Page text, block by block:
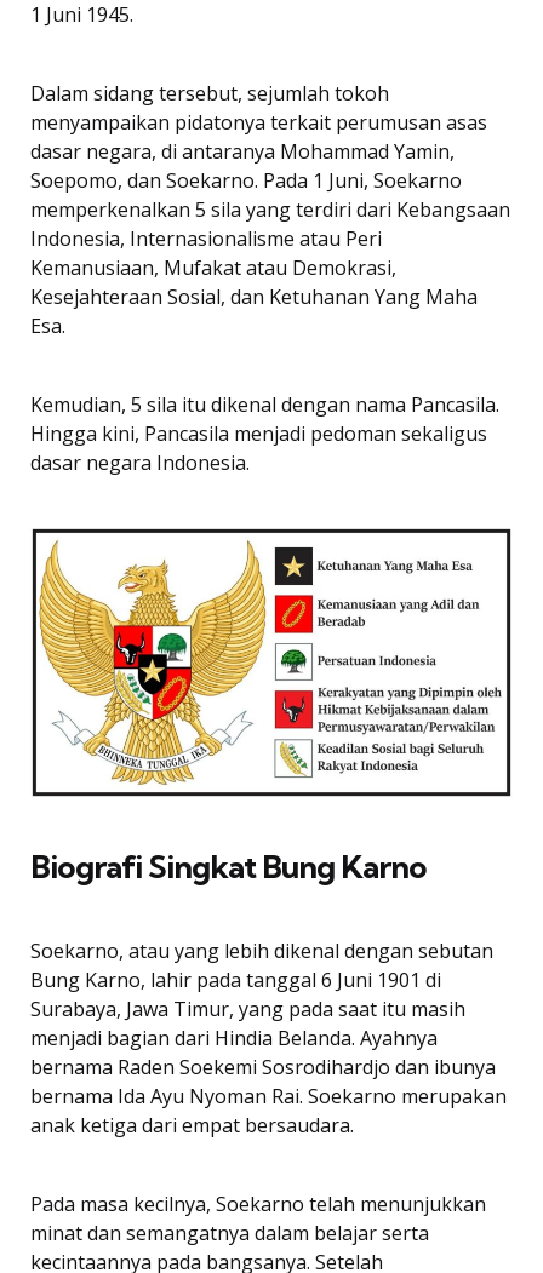
1 Juni 1945.
Dalam sidang tersebut, sejumlah tokoh
menyampaikan pidatonya terkait perumusan asas
dasar negara, di antaranya Mohammad Yamin,
Soepomo, dan Soekarno. Pada 1 Juni, Soekarno
memperkenalkan 5 sila yang terdiri dari Kebangsaan
Indonesia, Internasionalisme atau Peri
Kemanusiaan, Mufakat atau Demokrasi,
Kesejahteraan Sosial, dan Ketuhanan Yang Maha
Esa.
Kemudian, 5 sila itu dikenal dengan nama Pancasila.
Hingga kini, Pancasila menjadi pedoman sekaligus
dasar negara Indonesia.
Biografi Singkat Bung Karno
Soekarno, atau yang lebih dikenal dengan sebutan
Bung Karno, lahir pada tanggal 6 Juni 1901 di
Surabaya, Jawa Timur, yang pada saat itu masih
menjadi bagian dari Hindia Belanda. Ayahnya
bernama Raden Soekemi Sosrodihardjo dan ibunya
bernama Ida Ayu Nyoman Rai. Soekarno merupakan
anak ketiga dari empat bersaudara.
Pada masa kecilnya, Soekarno telah menunjukkan
minat dan semangatnya dalam belajar serta
kecintaannya pada bangsanya. Setelah